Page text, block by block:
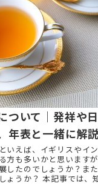
ついて｜発祥や
年表と一緒に解説
いえば、イギリスやイ
方も多いかと思います
したのでしょうか？ま
ょうか？ 本記事では、